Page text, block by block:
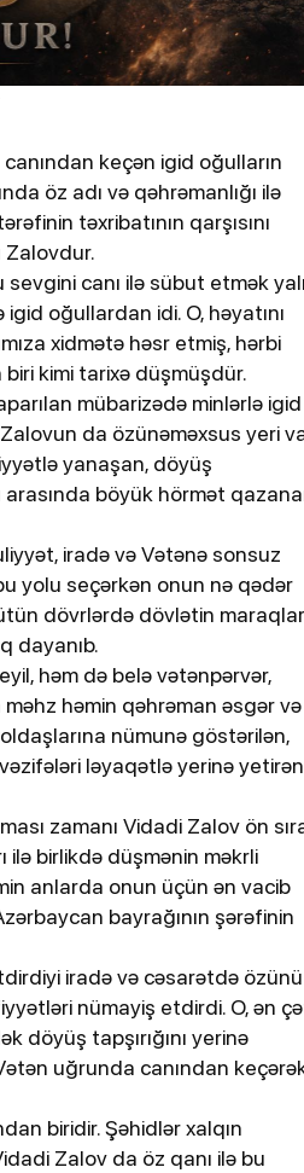
keçən igid oğulların
öz adı və qəhrəmanlığı ilə
təxribatının qarşısını
Zalovdur.
canı ilə sübut etmək
oğullardan idi. O, həyatını
xidmətə həsr etmiş, hərbi
kimi tarixə düşmüşdür.
mübarizədə minlərlə igid
da özünəməxsus yeri
yanaşan, döyüş
arasında böyük hörmət
iradə və Vətənə sonsuz
yolu seçərkən onun nə qədər
dövrlərdə dövlətin
dayanıb.
həm də belə vətənpərvər,
həmin qəhrəman əsgər və
nümunə göstərilən,
ləyaqətlə yerinə yetirən
zamanı Vidadi Zalov ön
ilə birlikdə düşmənin məkrli
anlarda onun üçün ən vacib
bayrağının şərəfinin
iradə və cəsarətdə özünü
nümayiş etdirdi. O, ən
döyüş tapşırığını yerinə
uğrunda canından
biridir. Şəhidlər xalqın
Zalov da öz qanı ilə bu